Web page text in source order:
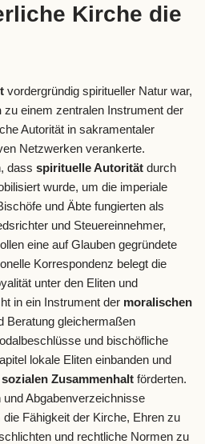
Kirche die
vordergründig spiritueller Natur war,
zu einem zentralen Instrument der
Autorität in sakramentaler
Netzwerken verankerte.
dass spirituelle Autorität durch
wurde, um die imperiale
und Äbte fungierten als
und Steuereinnehmer,
eine auf Glauben gegründete
Korrespondenz belegt die
unter den Eliten und
in ein Instrument der moralischen
Beratung gleichermaßen
und bischöfliche
lokale Eliten einbanden und
sozialen Zusammenhalt förderten.
Abgabenverzeichnisse
Fähigkeit der Kirche, Ehren zu
und rechtliche Normen zu